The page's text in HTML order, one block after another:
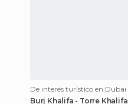
De interés turístico en Dubai
Burj Khalifa - Torre Khalifa